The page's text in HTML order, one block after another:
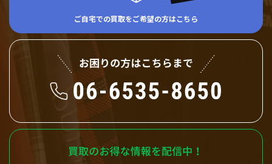
ご自宅での買取をご希望の方はこちら